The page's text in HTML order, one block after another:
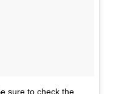
sure to check the